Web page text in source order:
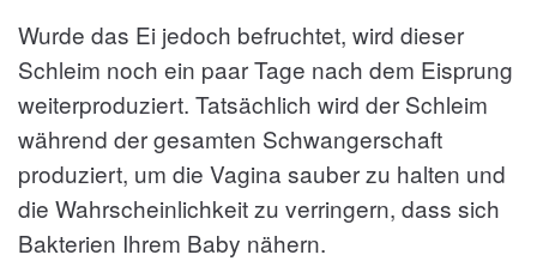
Wurde das Ei jedoch befruchtet, wird dieser
Schleim noch ein paar Tage nach dem Eisprung
weiterproduziert. Tatsächlich wird der Schleim
während der gesamten Schwangerschaft
produziert, um die Vagina sauber zu halten und
die Wahrscheinlichkeit zu verringern, dass sich
Bakterien Ihrem Baby nähern.